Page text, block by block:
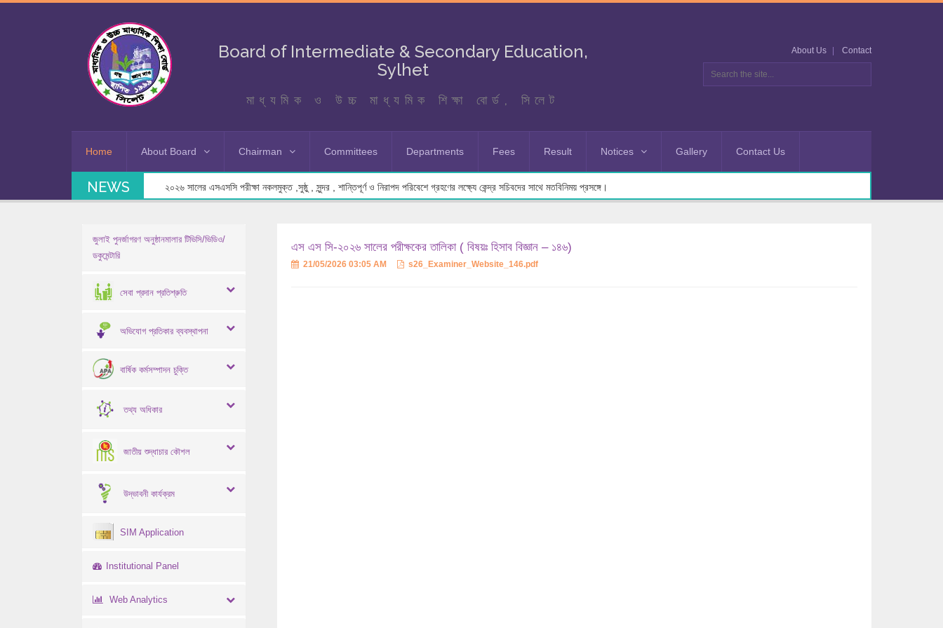
Board of Intermediate & Secondary Education,
Sylhet
মাধ্যমিক ও উচ্চ মাধ্যমিক শিক্ষা বোর্ড, সিলেট
About Us Contact
Home About Board Chairman Committees Departments Fees Result Notices Gallery Contact Us
NEWS ২০২৬ সালের এসএসসি পরীক্ষা নকলমুক্ত ,সুষ্ঠু , সুন্দর , শান্তিপূর্ণ ও নিরাপদ পরিবেশে গ্রহণের লক্ষ্যে কেন্দ্র সচিবদের সাথে মতবিনিময় প্রসঙ্গে।
জুলাই পুনর্জাগরণ অনুষ্ঠানমালার টিভিসি/ভিডিও/
ডকুমেন্টারি
সেবা প্রদান প্রতিশ্রুতি
অভিযোগ প্রতিকার ব্যবস্থাপনা
বার্ষিক কর্মসম্পাদন চুক্তি
তথ্য অধিকার
জাতীয় শুদ্ধাচার কৌশল
উদ্ভাবনী কার্যক্রম
SIM Application
Institutional Panel
Web Analytics
এস এস সি-২০২৬ সালের পরীক্ষকের তালিকা ( বিষয়ঃ হিসাব বিজ্ঞান – ১৪৬)
21/05/2026 03:05 AM s26_Examiner_Website_146.pdf